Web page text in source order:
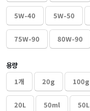
5W-40 5W-50
75W-90 80W-90
용량
1개
20g 100g
20L 50ml 50L